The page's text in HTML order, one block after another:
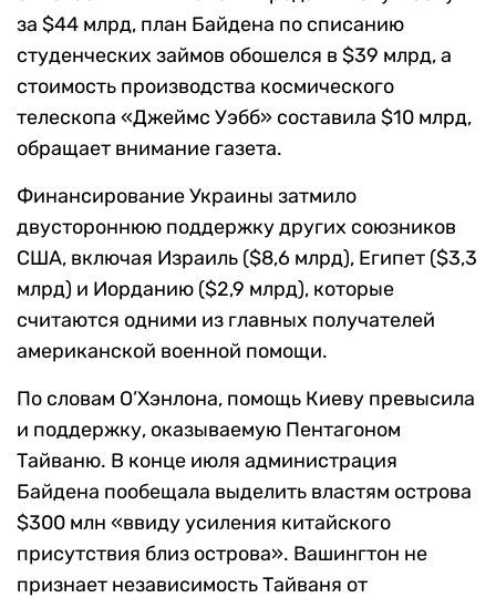
за $44 млрд, план Байдена по списанию
студенческих займов обошелся в $39 млрд, а
стоимость производства космического
телескопа «Джеймс Уэбб» составила $10 млрд,
обращает внимание газета.
Финансирование Украины затмило
двустороннюю поддержку других союзников
США, включая Израиль ($8,6 млрд), Египет ($3,3
млрд) и Иорданию ($2,9 млрд), которые
считаются одними из главных получателей
американской военной помощи.
По словам О’Хэнлона, помощь Киеву превысила
и поддержку, оказываемую Пентагоном
Тайваню. В конце июля администрация
Байдена пообещала выделить властям острова
$300 млн «ввиду усиления китайского
присутствия близ острова». Вашингтон не
признает независимость Тайваня от